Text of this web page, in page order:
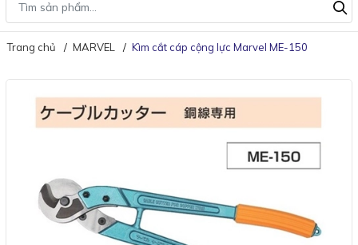
Trang chủ MARVEL Kìm cắt cáp cộng lực Marvel ME-150